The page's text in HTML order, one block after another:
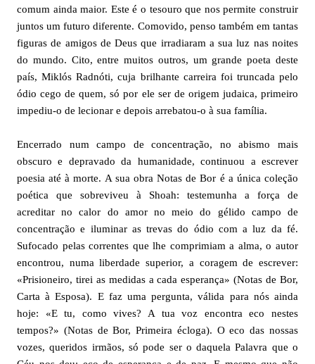
comum ainda maior. Este é o tesouro que nos permite construir
juntos um futuro diferente. Comovido, penso também em tantas
figuras de amigos de Deus que irradiaram a sua luz nas noites
do mundo. Cito, entre muitos outros, um grande poeta deste
país, Miklós Radnóti, cuja brilhante carreira foi truncada pelo
ódio cego de quem, só por ele ser de origem judaica, primeiro
impediu-o de lecionar e depois arrebatou-o à sua família.
Encerrado num campo de concentração, no abismo mais
obscuro e depravado da humanidade, continuou a escrever
poesia até à morte. A sua obra Notas de Bor é a única coleção
poética que sobreviveu à Shoah: testemunha a força de
acreditar no calor do amor no meio do gélido campo de
concentração e iluminar as trevas do ódio com a luz da fé.
Sufocado pelas correntes que lhe comprimiam a alma, o autor
encontrou, numa liberdade superior, a coragem de escrever:
«Prisioneiro, tirei as medidas a cada esperança» (Notas de Bor,
Carta à Esposa). E faz uma pergunta, válida para nós ainda
hoje: «E tu, como vives? A tua voz encontra eco nestes
tempos?» (Notas de Bor, Primeira écloga). O eco das nossas
vozes, queridos irmãos, só pode ser o daquela Palavra que o